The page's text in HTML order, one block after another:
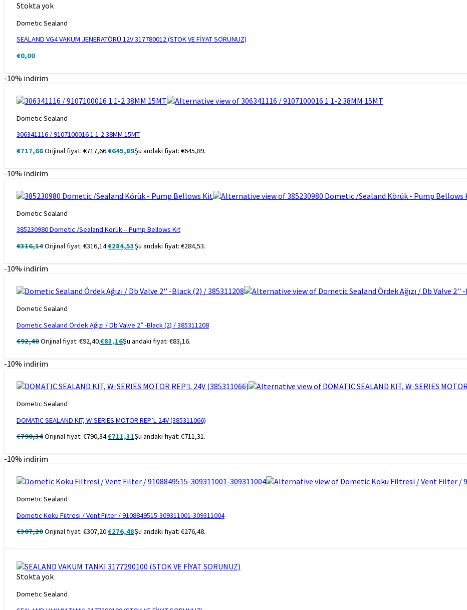
Stokta yok
Dometıc Sealand
SEALAND VG4 VAKUM JENERATÖRÜ 12V 317780012 (STOK VE FİYAT SORUNUZ)
€0,00
-10% indirim
Dometıc Sealand
306341116 / 9107100016 1 1-2 38MM 15MT
€717,66Orijinal fiyat: €717,66.€645,89Şu andaki fiyat: €645,89.
-10% indirim
Dometıc Sealand
385230980 Dometic /Sealand Körük – Pump Bellows Kit
€316,14Orijinal fiyat: €316,14.€284,53Şu andaki fiyat: €284,53.
-10% indirim
Dometıc Sealand
Dometic Sealand Ördek Ağızı / Db Valve 2” -Black (2) / 385311208
€92,40Orijinal fiyat: €92,40.€83,16Şu andaki fiyat: €83,16.
-10% indirim
Dometıc Sealand
DOMATIC SEALAND KIT, W-SERIES MOTOR REP’L 24V (385311066)
€790,34Orijinal fiyat: €790,34.€711,31Şu andaki fiyat: €711,31.
-10% indirim
Dometıc Sealand
Dometic Koku Filtresi / Vent Filter / 9108849515-309311001-309311004
€307,20Orijinal fiyat: €307,20.€276,48Şu andaki fiyat: €276,48.
Stokta yok
Dometıc Sealand